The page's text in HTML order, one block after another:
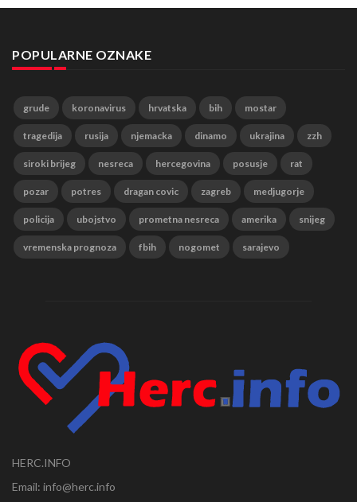
POPULARNE OZNAKE
grude koronavirus hrvatska bih mostar
tragedija rusija njemacka dinamo ukrajina zzh
siroki brijeg nesreca hercegovina posusje rat
pozar potres dragan covic zagreb medjugorje
policija ubojstvo prometna nesreca amerika snijeg
vremenska prognoza fbih nogomet sarajevo
HERC.INFO
Email: info@herc.info